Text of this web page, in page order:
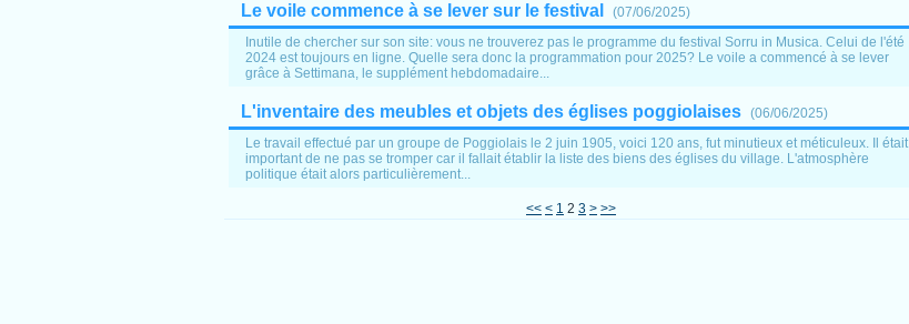
Le voile commence à se lever sur le festival (07/06/2025)
Inutile de chercher sur son site: vous ne trouverez pas le programme du festival Sorru in Musica. Celui de l'été
2024 est toujours en ligne. Quelle sera donc la programmation pour 2025? Le voile a commencé à se lever
grâce à Settimana, le supplément hebdomadaire...
L'inventaire des meubles et objets des églises poggiolaises (06/06/2025)
Le travail effectué par un groupe de Poggiolais le 2 juin 1905, voici 120 ans, fut minutieux et méticuleux. Il était
important de ne pas se tromper car il fallait établir la liste des biens des églises du village. L'atmosphère
politique était alors particulièrement...
<< < 1 2 3 > >>